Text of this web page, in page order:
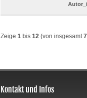
Zeige 1 bis 12 (von insgesamt
Kontakt und Infos